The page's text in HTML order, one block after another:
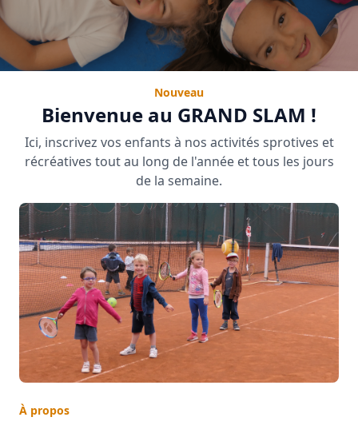
Nouveau
Bienvenue au GRAND SLAM !
Ici, inscrivez vos enfants à nos activités sprotives et
récréatives tout au long de l'année et tous les jours
de la semaine.
À propos